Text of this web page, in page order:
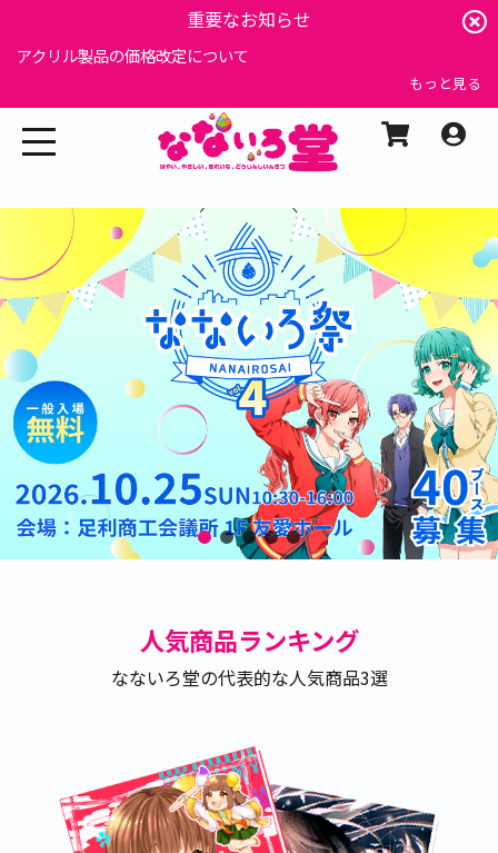
重要なお知らせ
アクリル製品の価格改定について
もっと見る
人気商品ランキング
なないろ堂の代表的な人気商品3選